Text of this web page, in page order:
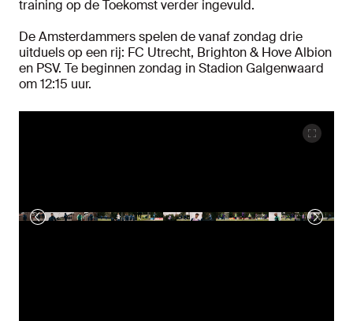
training op de Toekomst verder ingevuld.
De Amsterdammers spelen de vanaf zondag drie
uitduels op een rij: FC Utrecht, Brighton & Hove Albion
en PSV. Te beginnen zondag in Stadion Galgenwaard
om 12:15 uur.